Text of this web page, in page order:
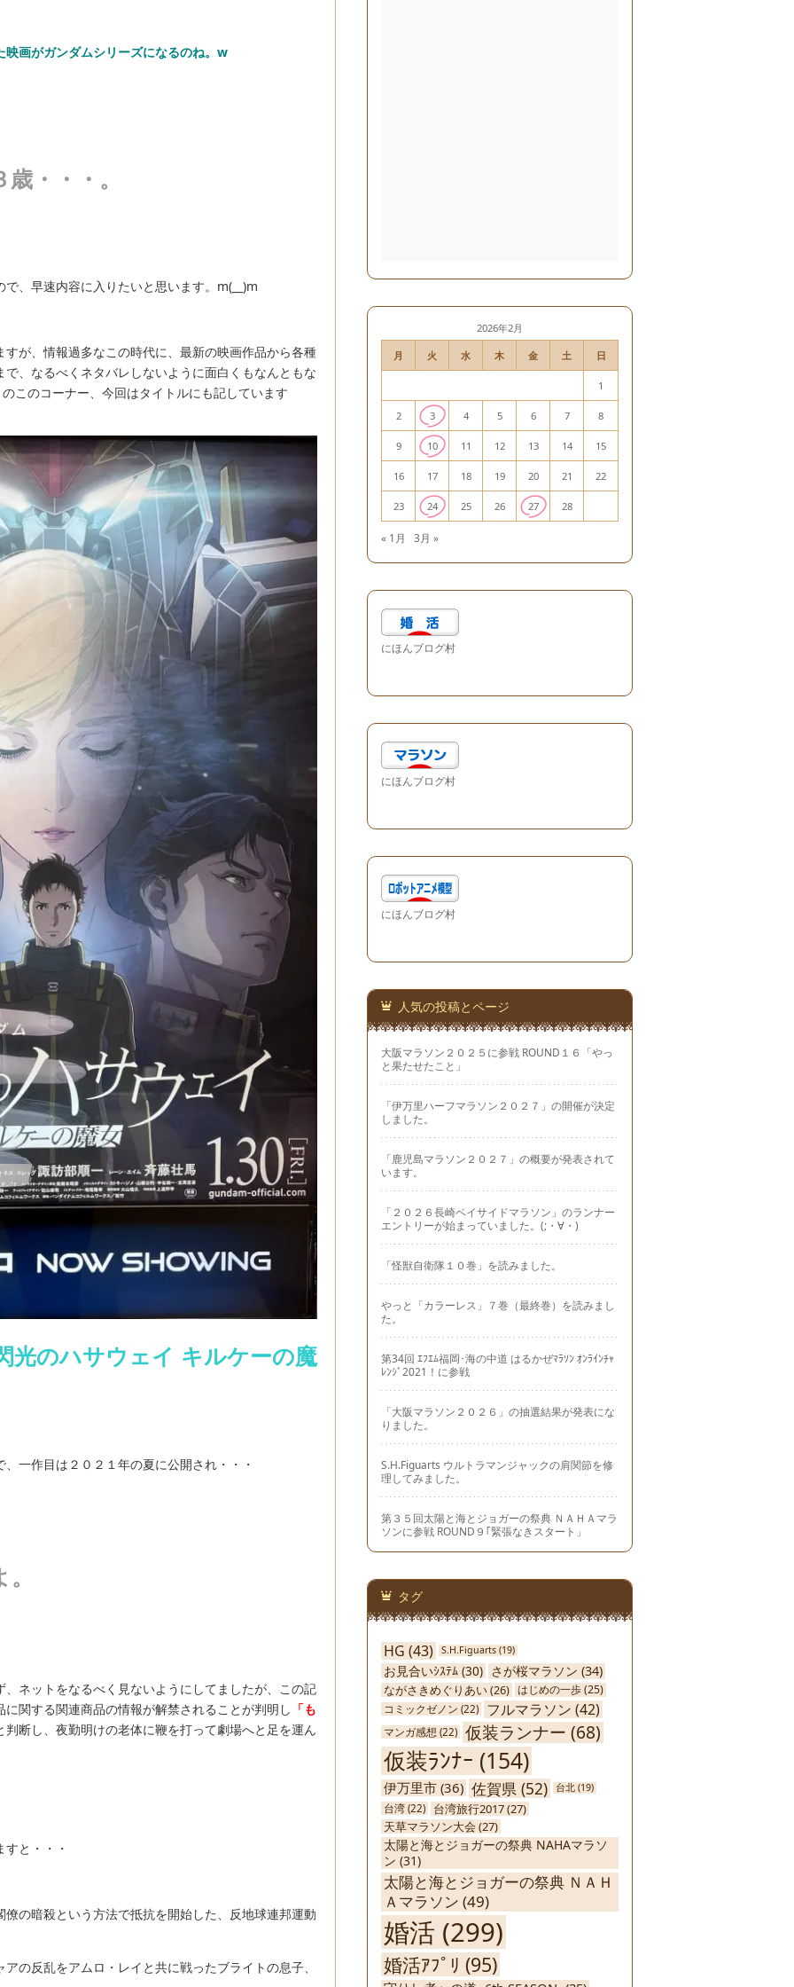
画がガンダムシリーズになるのね。w
・・・。
、早速内容に入りたいと思います。m(__)m
が、情報過多なこの時代に、最新の映画作品から各種
、なるべくネタバレしないように面白くもなんともな
のこのコーナー、今回はタイトルにも記しています
光のハサウェイ キルケーの魔
一作目は２０２１年の夏に公開され・・・
ネットをなるべく見ないようにしてましたが、この記
関する関連商品の情報が解禁されることが判明し 「も
判断し、夜勤明けの老体に鞭を打って劇場へと足を運ん
と・・・
の暗殺という方法で抵抗を開始した、反地球連邦運動
の反乱をアムロ・レイと共に戦ったブライトの息子、
2026年2月
月 火 水 木 金 土 日
1
2 3 4 5 6 7 8
9 10 11 12 13 14 15
16 17 18 19 20 21 22
23 24 25 26 27 28
« 1月 3月 »
にほんブログ村
にほんブログ村
にほんブログ村
人気の投稿とページ
大阪マラソン２０２５に参戦 ROUND１６「やっ
と果たせたこと」
「伊万里ハーフマラソン２０２７」の開催が決定
しました。
「鹿児島マラソン２０２７」の概要が発表されて
います。
「２０２６長崎ベイサイドマラソン」のランナー
エントリーが始まっていました。(;・∀・)
「怪獣自衛隊１０巻」を読みました。
やっと「カラーレス」７巻（最終巻）を読みまし
た。
第34回 ｴﾌｴﾑ福岡･海の中道 はるかぜﾏﾗｿﾝ ｵﾝﾗｲﾝﾁｬ
ﾚﾝｼﾞ2021！に参戦
「大阪マラソン２０２６」の抽選結果が発表にな
りました。
S.H.Figuarts ウルトラマンジャックの肩関節を修
理してみました。
第３５回太陽と海とジョガーの祭典 ＮＡＨＡマラ
ソンに参戦 ROUND９｢緊張なきスタート」
タグ
HG (43) S.H.Figuarts (19)
お見合いｼｽﾃﾑ (30) さが桜マラソン (34)
ながさきめぐりあい(26) はじめの一歩(25)
コミックゼノン (22) フルマラソン (42)
マンガ感想 (22) 仮装ランナー (68)
仮装ﾗﾝﾅｰ (154)
伊万里市 (36) 佐賀県 (52) 台北 (19)
台湾 (22) 台湾旅行2017(27)
天草マラソン大会 (27)
太陽と海とジョガーの祭典 NAHAマラソ
ン (31)
太陽と海とジョガーの祭典 ＮＡＨ
Ａマラソン (49)
婚活 (299)
婚活ｱﾌﾟﾘ (95)